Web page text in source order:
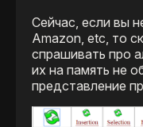
Сейчас, если вы
Amazon, etc, то
спрашивать про
их на память не
представление